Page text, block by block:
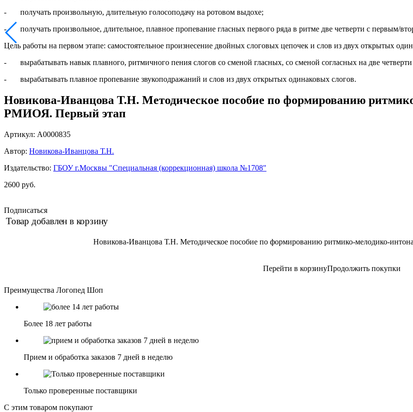
- получать произвольную, длительную голосоподачу на ротовом выдохе;
- получать произвольное, длительное, плавное пропевание гласных первого ряда в ритме две четверти с пер­вым/
Цель работы на первом этапе: самостоятельное произнесение двойных слоговых цепочек и слов из двух откры­тых
- вырабатывать навык плавного, ритмичного пения слогов со сменой гласных, со сменой согласных на две
- вырабатывать плавное пропевание звукоподражаний и слов из двух открытых одинаковых слогов.
Новикова-Иванцова Т.Н. Методическое пособие по формированию
РМИОЯ. Первый этап
Артикул: А0000835
Автор: Новикова-Иванцова Т.Н.
Издательство: ГБОУ г.Москвы "Специальная (коррекционная) школа №1708"
2600 руб.
Подписаться
Товар добавлен в корзину
Новикова-Иванцова Т.Н. Методическое пособие по формированию ритмико-мелодико-
Перейти в корзинуПродолжить покупки
Преимущества Логопед Шоп
Более 18 лет работы
Прием и обработка заказов 7 дней в неделю
Только проверенные поставщики
С этим товаром покупают